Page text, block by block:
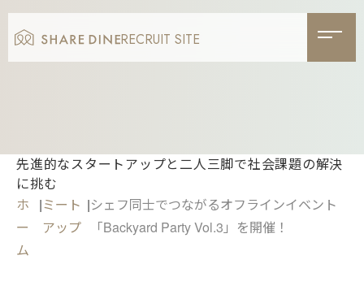
RECRUIT SITE
先進的なスタートアップと二人三脚で社会課題の解決
に挑む
ホ
ー
ム
|ミート
アップ
|シェフ同士でつながるオフラインイベント
「Backyard Party Vol.3」を開催！